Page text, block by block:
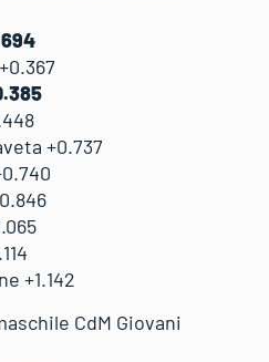
+0.737
+1.142
CdM Giovani